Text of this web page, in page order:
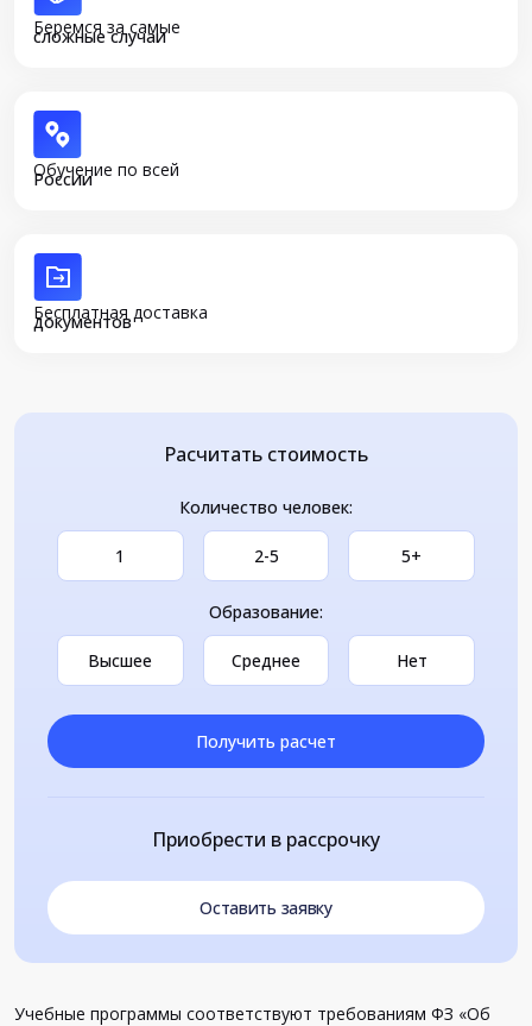
Беремся за самые
сложные случаи
Обучение по всей
России
Бесплатная доставка
документов
Расчитать стоимость
Количество человек:
1 2-5 5+
Образование:
Высшее Среднее Нет
Получить расчет
Приобрести в рассрочку
Оставить заявку
Учебные программы соответствуют требованиям ФЗ «Об